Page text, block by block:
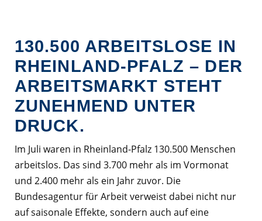
130.500 ARBEITSLOSE IN
RHEINLAND-PFALZ – DER
ARBEITSMARKT STEHT
ZUNEHMEND UNTER
DRUCK.
Im Juli waren in Rheinland-Pfalz 130.500 Menschen
arbeitslos. Das sind 3.700 mehr als im Vormonat
und 2.400 mehr als ein Jahr zuvor. Die
Bundesagentur für Arbeit verweist dabei nicht nur
auf saisonale Effekte, sondern auch auf eine